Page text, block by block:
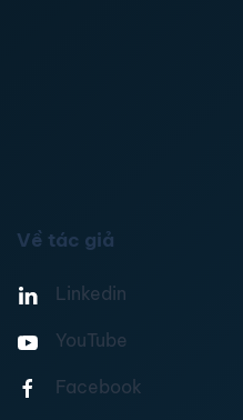
Về tác giả
Linkedin
YouTube
Facebook